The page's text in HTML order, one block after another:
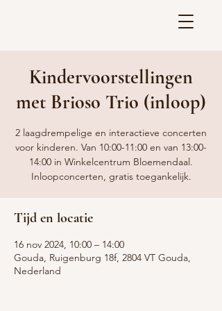
Kindervoorstellingen
met Brioso Trio (inloop)
2 laagdrempelige en interactieve concerten
voor kinderen. Van 10:00-11:00 en van 13:00-
14:00 in Winkelcentrum Bloemendaal.
Inloopconcerten, gratis toegankelijk.
Tijd en locatie
16 nov 2024, 10:00 – 14:00
Gouda, Ruigenburg 18f, 2804 VT Gouda,
Nederland